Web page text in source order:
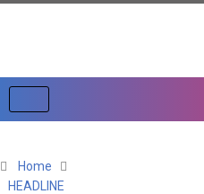
Home
HEADLINE